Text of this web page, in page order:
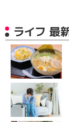
ライフ 最